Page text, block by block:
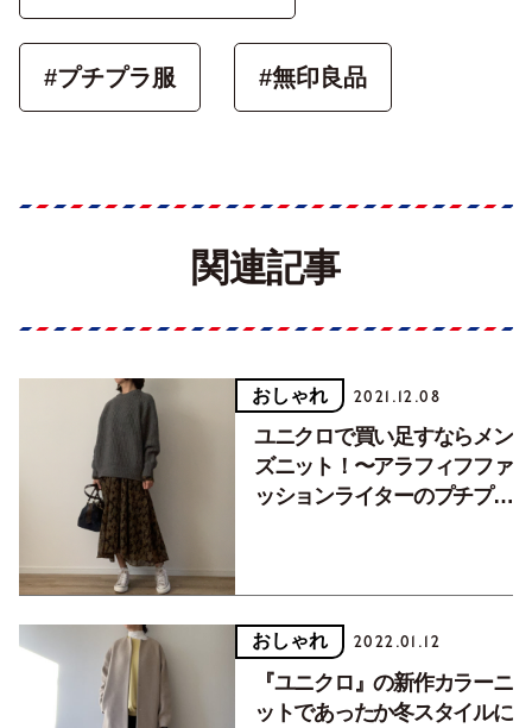
#プチプラ服 #無印良品
関連記事
おしゃれ 2021.12.08
ユニクロで買い足すならメン
ズニット！〜アラフィフファ
ッションライターのプチプラ
おしゃれ 2022.01.12
『ユニクロ』の新作カラーニ
ットであったか冬スタイルに